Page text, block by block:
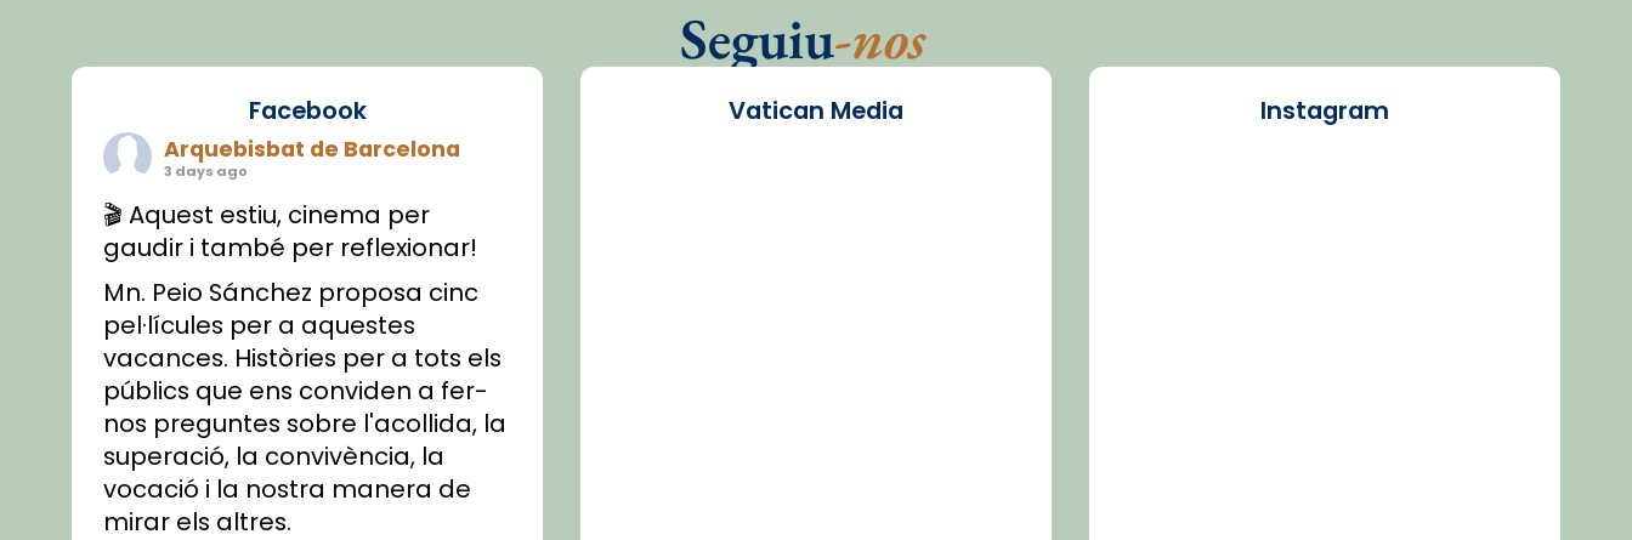
Seguiu-nos
Facebook
Arquebisbat de Barcelona
3 days ago
🎬 Aquest estiu, cinema per
gaudir i també per reflexionar!
Mn. Peio Sánchez proposa cinc
pel·lícules per a aquestes
vacances. Històries per a tots els
públics que ens conviden a fer-
nos preguntes sobre l'acollida, la
superació, la convivència, la
vocació i la nostra manera de
mirar els altres.
Vatican Media Instagram